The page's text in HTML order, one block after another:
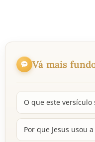
Vá mais
O que este versículo
Por que Jesus usou